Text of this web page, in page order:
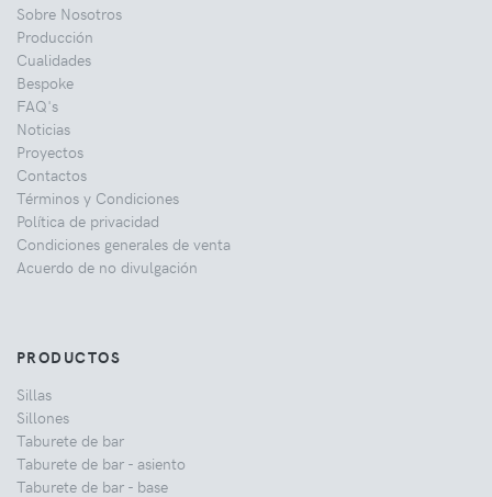
Sobre Nosotros
Producción
Cualidades
Bespoke
FAQ's
Noticias
Proyectos
Contactos
Términos y Condiciones
Política de privacidad
Condiciones generales de venta
Acuerdo de no divulgación
PRODUCTOS
Sillas
Sillones
Taburete de bar
Taburete de bar - asiento
Taburete de bar - base